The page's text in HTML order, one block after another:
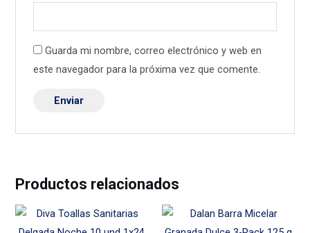
Guarda mi nombre, correo electrónico y web en
este navegador para la próxima vez que comente.
Productos relacionados